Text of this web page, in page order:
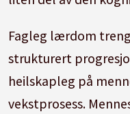
Fagleg lærdom
strukturert
heilskapleg på
vekstprosess.